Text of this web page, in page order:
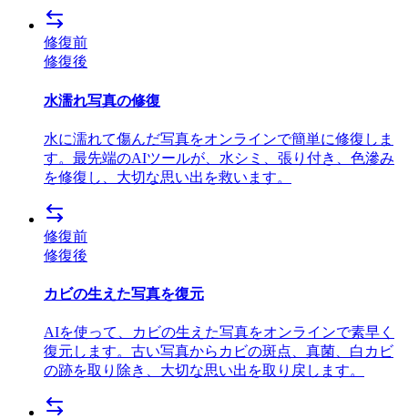
修復前
修復後
水濡れ写真の修復
水に濡れて傷んだ写真をオンラインで簡単に修復しま
す。最先端のAIツールが、水シミ、張り付き、色滲み
を修復し、大切な思い出を救います。
修復前
修復後
カビの生えた写真を復元
AIを使って、カビの生えた写真をオンラインで素早く
復元します。古い写真からカビの斑点、真菌、白カビ
の跡を取り除き、大切な思い出を取り戻します。